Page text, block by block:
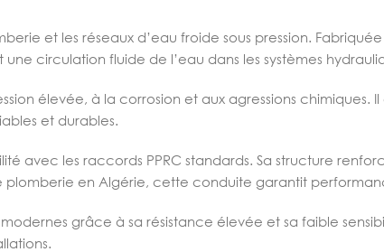
et les réseaux d’eau froide sous pression.
circulation fluide de l’eau dans les systèmes
élevée, à la corrosion et aux agressions chimiques.
et durables.
avec les raccords PPRC standards. Sa structure
plomberie en Algérie, cette conduite garantit
grâce à sa résistance élevée et sa faible